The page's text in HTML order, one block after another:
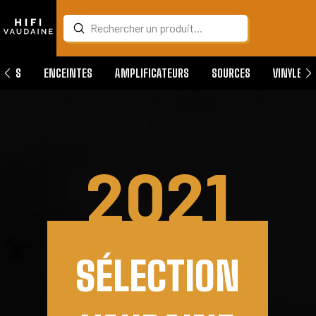
Search
Submit
ENCEINTES AMPLIFICATEURS SOURCES VINYLES
2021
SÉLECTION